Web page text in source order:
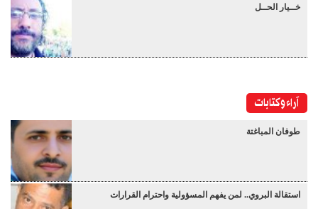
خــيار الحــل
آراء وكتابات
طوفان المباغتة
استقالة البروي.. لمن يفهم المسؤولية واحترام القرارات